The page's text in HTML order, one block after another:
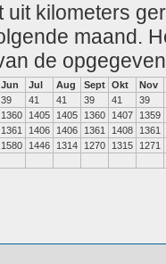
uit kilometers
maand.
de
Jun Jul Aug Sept Okt
Nov
39 41 41 39 41
39
1360 1405 1405 1360 1407
1359
1361 1406 1406 1361 1408
1361
1580 1446 1314 1270 1315
1271